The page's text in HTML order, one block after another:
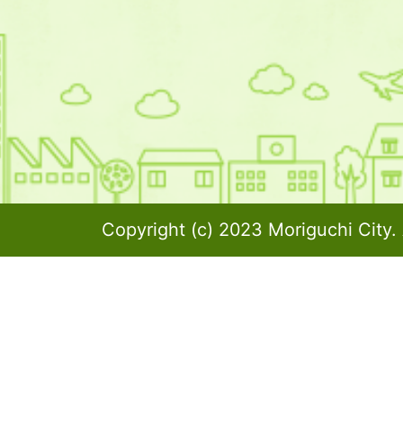
Copyright (c) 2023 Moriguchi City.